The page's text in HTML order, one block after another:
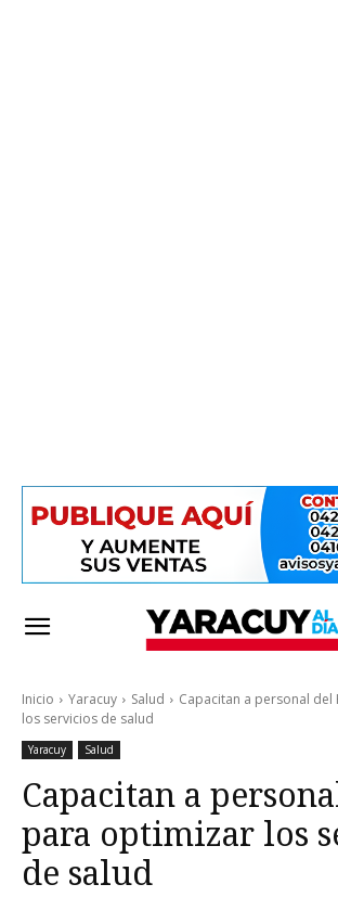
Inicio Yaracuy Salud
Capacitan a personal
los servicios de salud
Yaracuy Salud
Capacitan a
para optimizar los
de salud